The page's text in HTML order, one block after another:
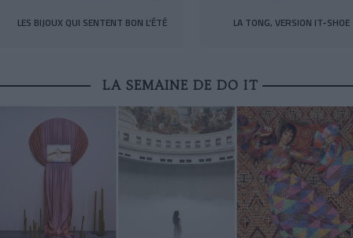
LES BIJOUX QUI SENTENT BON L’ÉTÉ LA TONG, VERSION IT-SHOE
LA SEMAINE DE DO IT